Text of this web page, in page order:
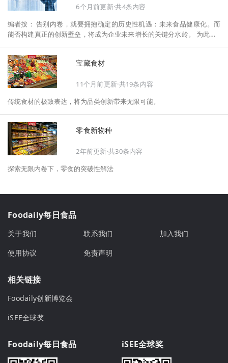
6个月前更新·共4条内容
编者按： 告别内卷，就要拥抱确定的历史性机遇：未来食品健康化。而
能否构建真正的创新壁垒，将成为企业未来增长的关键分水岭。 为此，F
将以“创新产品”透视“未来机会”，以全球视野探寻中国机遇、增长解法，
拆解年度标杆的增长逻辑与谋篇布局，深挖“药食同源”“低GI”“老龄营
养”“清洁标签”等热门赛道的爆品基因，从趋势预判、品类创新、未来增长
机会、企业战略布局以及渠道变革等，为行业提供务实、前瞻的开年创新
宝藏食材
11个月前更新·共19条内容
传统食材的极致表达，将为品类创新带来无限可能。
零食新物种
2年前更新·共30条内容
探索无限内卷下，零食的突破性解法
Foodaily每日食品
关于我们 联系我们
加入我们
使用协议
免责声明
相关链接
Foodaily创新博览会
iSEE全球奖
Foodaily每日食品 iSEE全球奖